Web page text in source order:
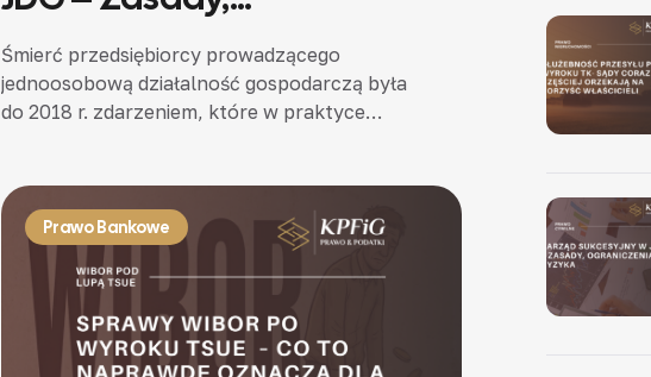
Ograniczenia I Ryzyka
Śmierć przedsiębiorcy prowadzącego
jednoosobową działalność gospodarczą była
do 2018 r. zdarzeniem, które w praktyce
odrębnym podmiotem prawa…
Prawo Bankowe